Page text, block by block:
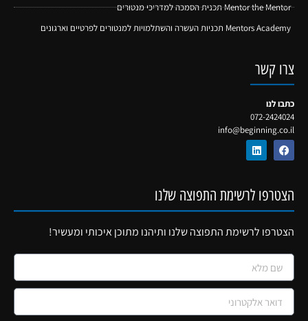
Mentor the Mentor תכנית הסמכה למדריכי מנטורים
Mentors Academy תכניות העשרה והשתלמויות למנטורים לפרטיים וארגונים
צרו קשר
כתבו לנו
072-2424024
info@beginning.co.il
הצטרפו לרשימת התפוצה שלנו
הצטרפו לרשימת התפוצה שלנו ותיהנו מתוכן איכותי ומעשיר!